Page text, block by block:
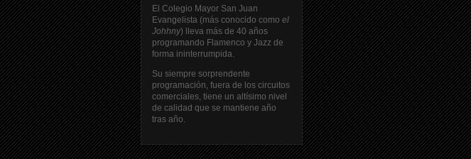
El Colegio Mayor San Juan
Evangelista (más conocido como el
Johhny) lleva más de 40 años
programando Flamenco y Jazz de
forma ininterrumpida.
Su siempre sorprendente
programación, fuera de los circuitos
comerciales, tiene un altísimo nivel
de calidad que se mantiene año
tras año.